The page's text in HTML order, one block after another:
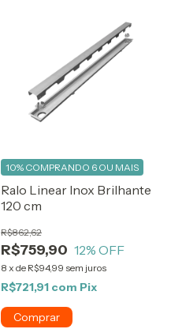
Ralo Linear Inox Brilhante
120 cm
R$759,90
R$862,62
12% OFF
8 x de R$94,99 sem juros
10% COMPRANDO 6 OU MAIS
R$721,91 com Pix